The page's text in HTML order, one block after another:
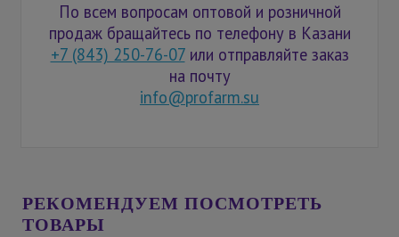
По всем вопросам оптовой и розничной
продаж бращайтесь по телефону в Казани
+7 (843) 250-76-07или отправляйте заказ
на почту
info@profarm.su
РЕКОМЕНДУЕМ ПОСМОТРЕТЬ
ТОВАРЫ